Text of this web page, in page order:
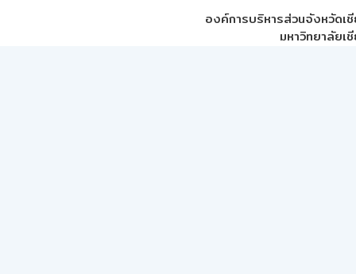
องค์การบริหารส่วนจังหวัดเ
มหาวิทยาลัยเ